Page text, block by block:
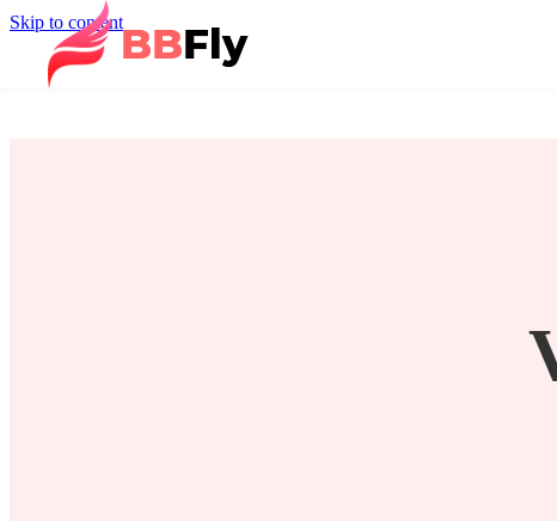
Skip to content